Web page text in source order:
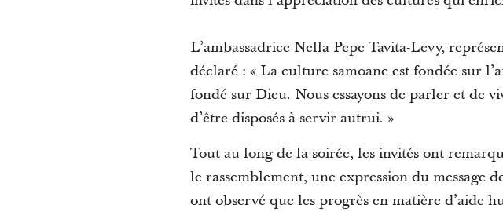
L’ambassadrice Nella Pepe Tavita-Levy,
déclaré : « La culture samoane est fondée sur
fondé sur Dieu. Nous essayons de parler et de
d’être disposés à servir autrui. »
Tout au long de la soirée, les invités ont
le rassemblement, une expression du message
ont observé que les progrès en matière d’aide